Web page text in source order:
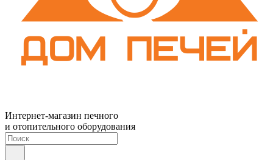
Интернет-магазин печного
и отопительного оборудования